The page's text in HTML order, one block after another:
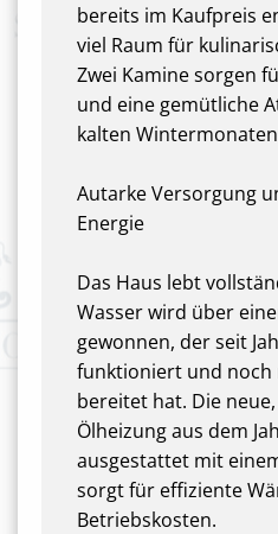
bereits im Kaufpreis
viel Raum für
Zwei Kamine sorgen
und eine gemütliche
kalten
Autarke Versorgung
Energie
Das Haus lebt
Wasser wird über
gewonnen, der seit
funktioniert und noch
bereitet hat. Die
Ölheizung aus dem
ausgestattet mit
sorgt für effiziente
Betriebskosten.